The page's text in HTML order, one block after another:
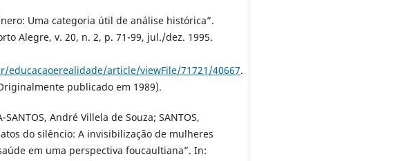
Uma categoria útil de análise histórica”.
Alegre, v. 20, n. 2, p. 71-99, jul./dez. 1995.
educacaoerealidade/article/viewFile/71721/40667.
publicado em 1989).
André Villela de Souza; SANTOS,
do silêncio: A invisibilização de mulheres
em uma perspectiva foucaultiana”. In: